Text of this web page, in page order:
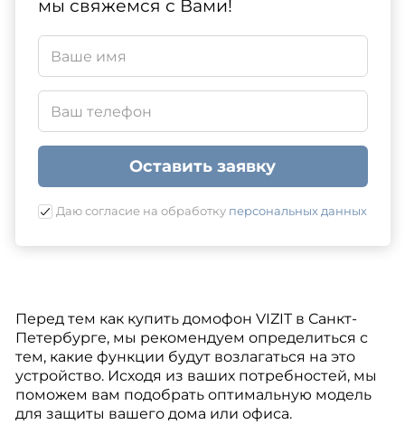
мы свяжемся с Вами!
Оставить заявку
Даю согласие на обработку персональных данных
Перед тем как купить домофон VIZIT в Санкт-
Петербурге, мы рекомендуем определиться с
тем, какие функции будут возлагаться на это
устройство. Исходя из ваших потребностей, мы
поможем вам подобрать оптимальную модель
для защиты вашего дома или офиса.